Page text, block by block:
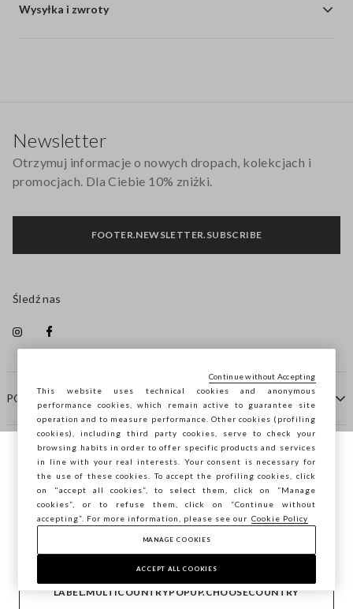
Wysyłka i zwroty
POMOC
FIRMA
KONTAKTY
Newsletter
Otrzymuj informacje o nowych dropach, kolekcjach i
promocjach. Dla Ciebie 10% zniżki.
FOOTER.NEWSLETTER.SUBSCRIBE
Śledź nas
Copyright © Ovs S.p.A. P.Iva 04240010274 - Cap. Soc.
290.923.470 -2.4.0
Przeglądasz STEFANEL Italia, chcesz
zapisać swoją lokalizację?
POTWIERDŹ
LABEL.MULTICOUNTRYPOPUP.CHOOSECOUNTRY
footer.item.country Polska
This website uses technical cookies and anonymous
performance cookies, which remain active to guarantee site
operation and to measure performance. Other cookies (profiling
cookies), including third party cookies, serve to check your
browsing habits in order to offer specific products and services
in line with your real interests. Your consent is necessary for
the use of these cookies. To accept the profiling cookies, click
on "accept all cookies”, to select them, click on “Manage
cookies”, or to refuse them, click on “Continue without
accepting”. For more information, please see our Cookie Policy
MANAGE COOKIES
ACCEPT ALL COOKIES
Continue without Accepting